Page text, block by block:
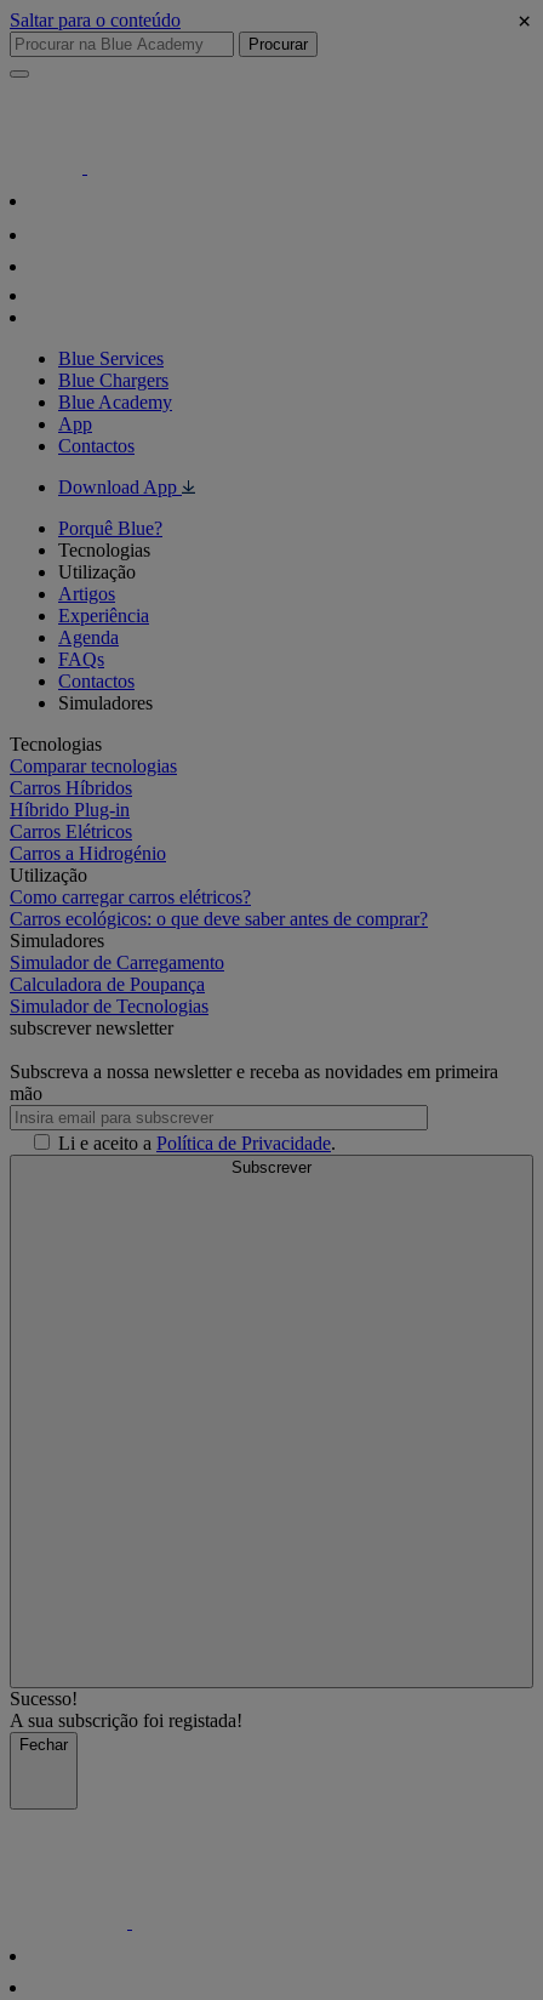
Saltar para o conteúdo
Procurar
Blue Services
Blue Chargers
Blue Academy
App
Contactos
Download App
Porquê Blue?
Tecnologias
Utilização
Artigos
Experiência
Agenda
FAQs
Contactos
Simuladores
Tecnologias
Comparar tecnologias
Carros Híbridos
Híbrido Plug-in
Carros Elétricos
Carros a Hidrogénio
Utilização
Como carregar carros elétricos?
Carros ecológicos: o que deve saber antes de comprar?
Simuladores
Simulador de Carregamento
Calculadora de Poupança
Simulador de Tecnologias
subscrever newsletter
Subscreva a nossa newsletter e receba as novidades em primeira
mão
Li e aceito a Política de Privacidade.
Subscrever
Sucesso!
A sua subscrição foi registada!
Fechar
×